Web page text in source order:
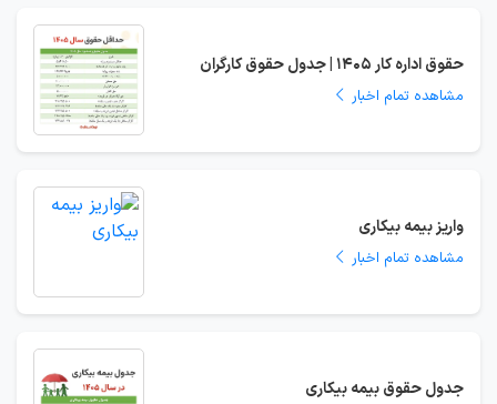
حقوق اداره کار 1405 | جدول حقوق کارگران
مشاهده تمام اخبار
واریز بیمه بیکاری
مشاهده تمام اخبار
جدول حقوق بیمه بیکاری